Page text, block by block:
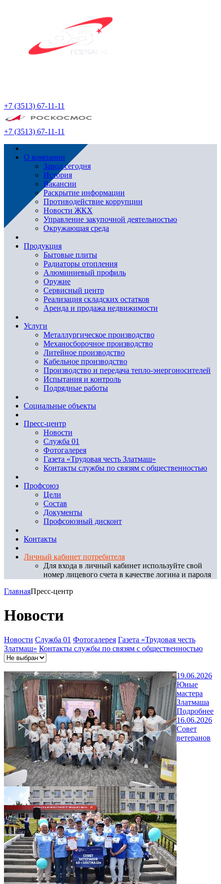
+7 (3513) 67-11-11
+7 (3513) 67-11-11
О компании
Завод сегодня
История
Вакансии
Раскрытие информации
Противодействие коррупции
Новости ЖКХ
Управление закупочной деятельностью
Окружающая среда
Продукция
Бытовые плиты
Радиаторы отопления
Алюминиевый профиль
Оружие
Сервисный центр
Реализация складских остатков
Аренда и продажа недвижимости
Услуги
Металлургическое производство
Механосборочное производство
Литейное производство
Кабельное производство
Производство и передача тепло-энергоносителей
Испытания и контроль
Подрядные работы
Социальные объекты
Пресс-центр
Новости
Служба 01
Фотогалерея
Газета «Трудовая честь Златмаш»
Контакты службы по связям с общественностью
Профсоюз
Цели
Состав
Документы
Профсоюзный дисконт
Контакты
Личный кабинет потребителя
Для входа в личный кабинет используйте свой
номер лицевого счета в качестве логина и пароля
ГлавнаяПресс-центр
Новости
Новости Служба 01 Фотогалерея Газета «Трудовая честь
Златмаш» Контакты службы по связям с общественностью
19.06.2026
Юные
мастера
Златмаша
Подробнее
16.06.2026
Совет
ветеранов